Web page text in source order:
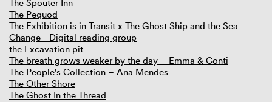
The Spouter Inn
The Pequod
The Exhibition is in Transit x The Ghost Ship and the Sea
Change - Digital reading group
the Excavation pit
The breath grows weaker by the day – Emma & Conti
The People's Collection – Ana Mendes
The Other Shore
The Ghost In the Thread